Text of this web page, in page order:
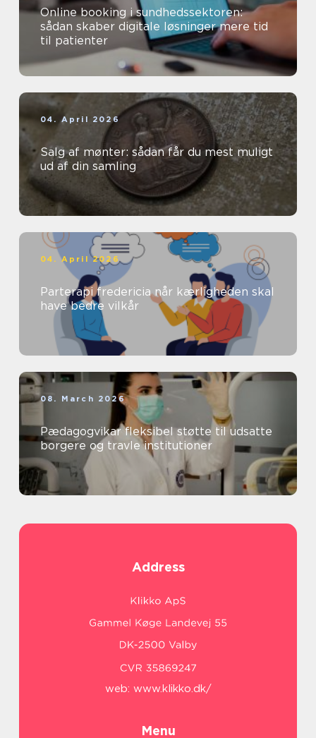
Online booking i sundhedssektoren:
sådan skaber digitale løsninger mere tid
til patienter
04. April 2026
Salg af mønter: sådan får du mest muligt
ud af din samling
04. April 2026
Parterapi fredericia når kærligheden skal
have bedre vilkår
08. March 2026
Pædagogvikar fleksibel støtte til udsatte
borgere og travle institutioner
Address
web: www.klikko.dk/
Menu